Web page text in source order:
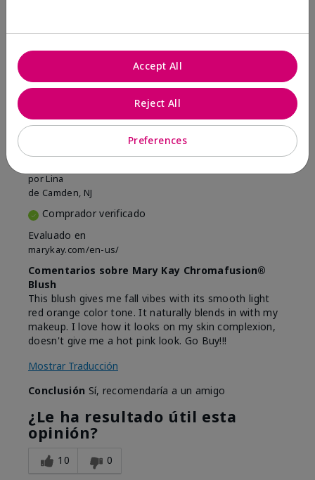
16 5
Marcar esta opinión
porLina
de Camden, NJ
Comprador verificado
Evaluado en
marykay.com/en-us/
Comentarios sobre Mary Kay Chromafusion®
Blush
This blush gives me fall vibes with its smooth light
red orange color tone. It naturally blends in with my
makeup. I love how it looks on my skin complexion,
doesn't give me a hot pink look. Go Buy!!!
Mostrar Traducción
Conclusión Sí, recomendaría a un amigo
¿Le ha resultado útil esta
opinión?
10 0
Preferences
Reject All
Accept All